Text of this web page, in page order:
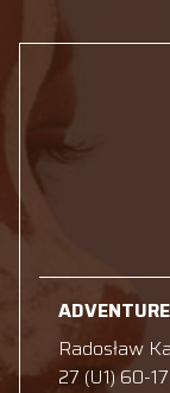
Radosław
27 (U1) 60-